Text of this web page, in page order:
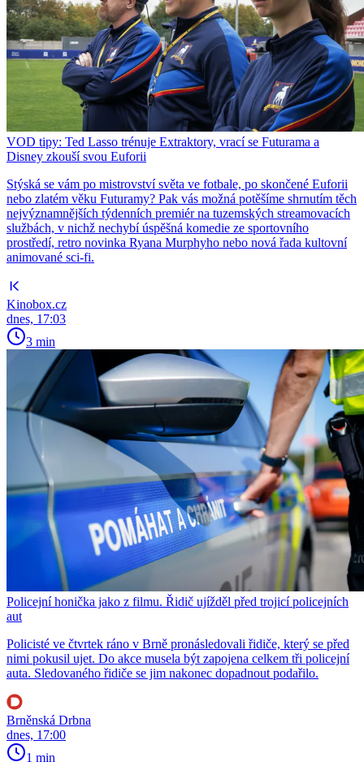
VOD tipy: Ted Lasso trénuje Extraktory, vrací se Futurama a
Disney zkouší svou Euforii
Stýská se vám po mistrovství světa ve fotbale, po skončené Euforii
nebo zlatém věku Futuramy? Pak vás možná potěšíme shrnutím těch
nejvýznamnějších týdenních premiér na tuzemských streamovacích
službách, v nichž nechybí úspěšná komedie ze sportovního
prostředí, retro novinka Ryana Murphyho nebo nová řada kultovní
animované sci-fi.
Kinobox.cz
dnes, 17:03
3 min
Policejní honička jako z filmu. Řidič ujížděl před trojicí policejních
aut
Policisté ve čtvrtek ráno v Brně pronásledovali řidiče, který se před
nimi pokusil ujet. Do akce musela být zapojena celkem tři policejní
auta. Sledovaného řidiče se jim nakonec dopadnout podařilo.
Brněnská Drbna
dnes, 17:00
1 min